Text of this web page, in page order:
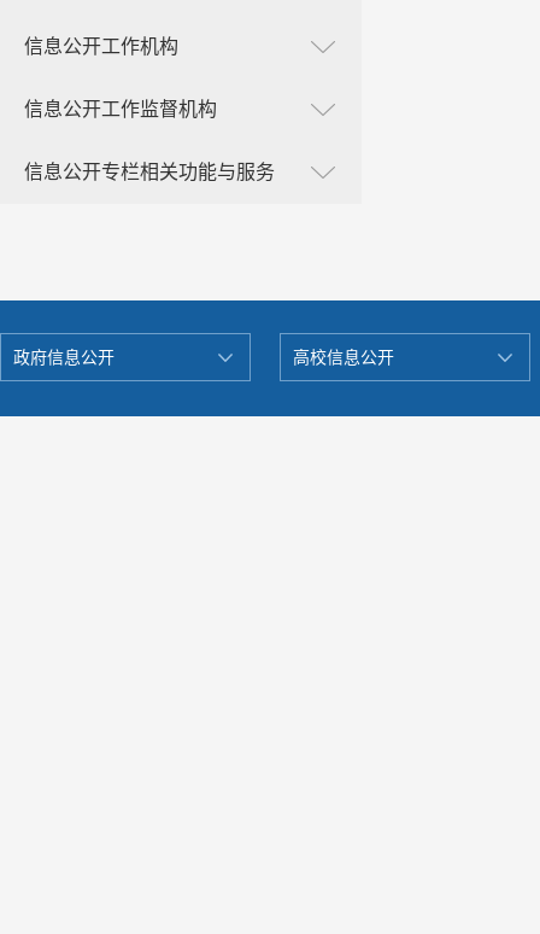
信息公开工作机构
信息公开工作监督机构
信息公开专栏相关功能与服务
政府信息公开 高校信息公开